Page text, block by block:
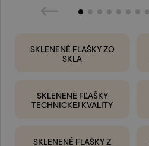
SKLENENÉ FĽAŠKY ZO
SKLA
SKLENENÉ FĽAŠKY
TECHNICKEJ KVALITY
SKLENENÉ FĽAŠKY Z